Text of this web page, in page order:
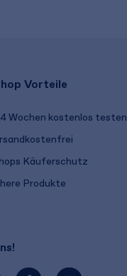
Vorteile
Wochen kostenlos testen
Käuferschutz
Produkte